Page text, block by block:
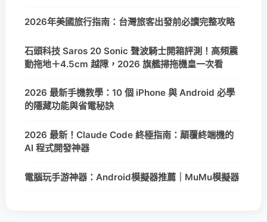
2026年美國旅行指南：台灣旅客出發前必讀完整攻略
石頭科技 Saros 20 Sonic 聲波騎士開箱評測！高頻震
動拖地＋4.5cm 越障，2026 旗艦掃拖機皇一次看
2026 最新手機教學：10 個 iPhone 與 Android 必學
的隱藏功能與省電秘訣
2026 最新！Claude Code 終極指南：顛覆終端機的
AI 程式開發神器
電腦玩手游神器：Android模擬器推薦｜MuMu模擬器